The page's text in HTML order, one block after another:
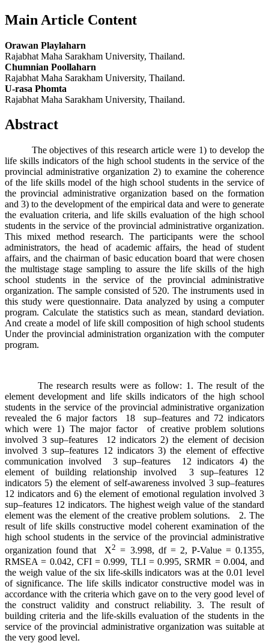
Main Article Content
Orawan Playlaharn
Rajabhat Maha Sarakham University, Thailand.
Chumnian Poollaharn
Rajabhat Maha Sarakham University, Thailand.
U-rasa Phomta
Rajabhat Maha Sarakham University, Thailand.
Abstract
The objectives of this research article were 1) to develop the
life skills indicators of the high school students in the service of the
provincial administrative organization 2) to examine the coherence
of the life skills model of the high school students in the service of
the provincial administrative organization based on the formation
and 3) to the development of the empirical data and were to generate
the evaluation criteria, and life skills evaluation of the high school
students in the service of the provincial administrative organization.
This mixed method research. The participants were the school
administrators, the head of academic affairs, the head of student
affairs, and the chairman of basic education board that were chosen
the multistage stage sampling to assure the life skills of the high
school students in the service of the provincial administrative
organization. The sample consisted of 520. The instruments used in
this study were questionnaire. Data analyzed by using a computer
program. Calculate the statistics such as mean, standard deviation.
And create a model of life skill composition of high school students
Under the provincial administration organization with the computer
program.
The research results were as follow: 1. The result of the
element development and life skills indicators of the high school
students in the service of the provincial administrative organization
revealed the 6 major factors 18 sup–features and 72 indicators
which were 1) The major factor of creative problem solutions
involved 3 sup–features 12 indicators 2) the element of decision
involved 3 sup–features 12 indicators 3) the element of effective
communication involved 3 sup–features 12 indicators 4) the
element of building relationship involved 3 sup–features 12
indicators 5) the element of self-awareness involved 3 sup–features
12 indicators and 6) the element of emotional regulation involved 3
sup–features 12 indicators. The highest weigh value of the standard
element was the element of the creative problem solutions. 2. The
result of life skills constructive model coherent examination of the
high school students in the service of the provincial administrative
organization found that X2 = 3.998, df = 2, P-Value = 0.1355,
RMSEA = 0.042, CFI = 0.999, TLI = 0.995, SRMR = 0.004, and
the weigh value of the six life-skills indicators was at the 0.01 level
of significance. The life skills indicator constructive model was in
accordance with the criteria which gave on to the very good level of
the construct validity and construct reliability. 3. The result of
building criteria and the life-skills evaluation of the students in the
service of the provincial administrative organization was suitable at
the very good level.